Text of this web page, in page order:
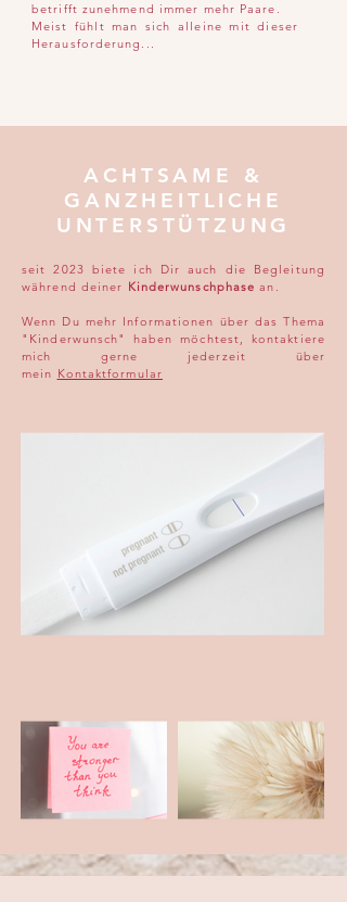
betrifft zunehmend immer mehr Paare.
Meist fühlt man sich alleine mit dieser
Herausforderung...
ACHTSAME &
GANZHEITLICHE
UNTERSTÜTZUNG
seit 2023 biete ich Dir auch die Begleitung
während deiner Kinderwunschphase an.
Wenn Du mehr Informationen über das Thema
"Kinderwunsch" haben möchtest, kontaktiere
mich gerne jederzeit über
mein Kontaktformular